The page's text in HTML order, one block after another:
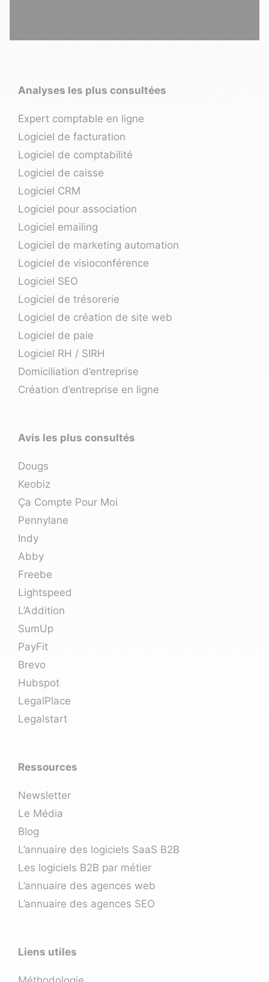
Analyses les plus consultées
Expert comptable en ligne
Logiciel de facturation
Logiciel de comptabilité
Logiciel de caisse
Logiciel CRM
Logiciel pour association
Logiciel emailing
Logiciel de marketing automation
Logiciel de visioconférence
Logiciel SEO
Logiciel de trésorerie
Logiciel de création de site web
Logiciel de paie
Logiciel RH / SIRH
Domiciliation d’entreprise
Création d’entreprise en ligne
Avis les plus consultés
Dougs
Keobiz
Ça Compte Pour Moi
Pennylane
Indy
Abby
Freebe
Lightspeed
L’Addition
SumUp
PayFit
Brevo
Hubspot
LegalPlace
Legalstart
Ressources
Newsletter
Le Média
Blog
L’annuaire des logiciels SaaS B2B
Les logiciels B2B par métier
L’annuaire des agences web
L’annuaire des agences SEO
Liens utiles